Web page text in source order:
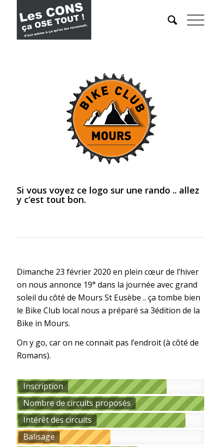
Si vous voyez ce logo sur une rando .. allez
y c’est tout bon.
Dimanche 23 février 2020 en plein cœur de l’hiver
on nous annonce 19° dans la journée avec grand
soleil du côté de Mours St Eusèbe .. ça tombe bien
le Bike Club local nous a préparé sa 3édition de la
Bike in Mours.
On y go, car on ne connait pas l’endroit (à côté de
Romans).
Inscription
Nombre de circuits proposés
Intérêt des circuits
Balisage